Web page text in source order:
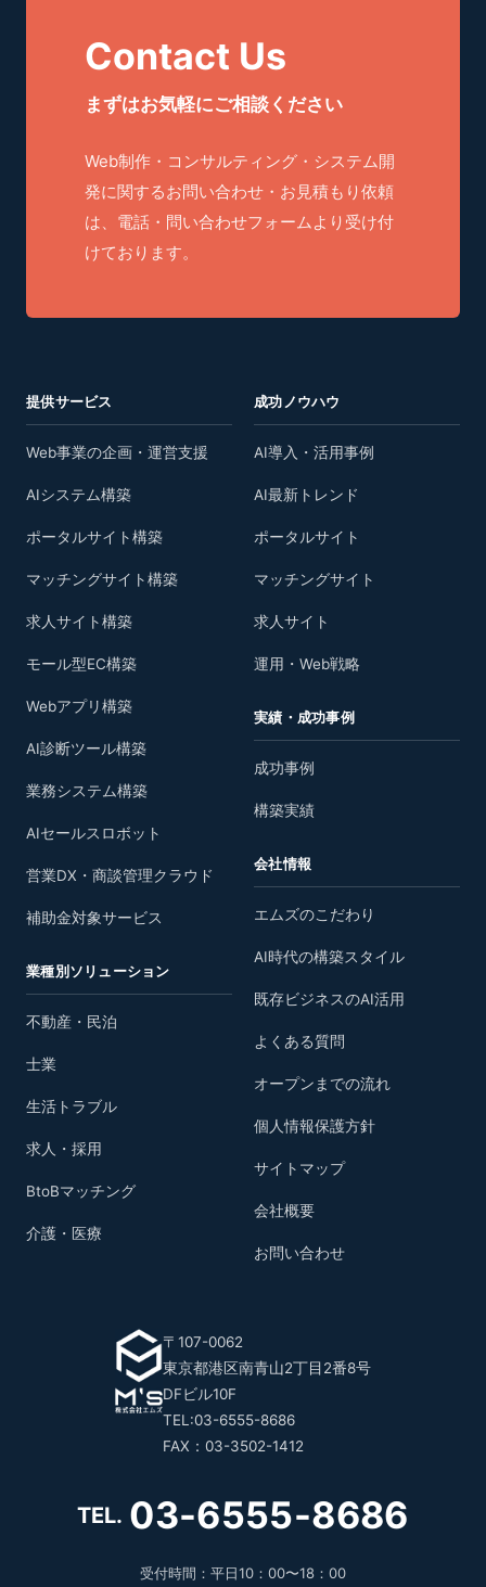
Contact Us
まずはお気軽にご相談ください
Web制作・コンサルティング・システム開
発に関するお問い合わせ・お見積もり依頼
は、電話・問い合わせフォームより受け付
けております。
提供サービス
Web事業の企画・運営支援
AIシステム構築
ポータルサイト構築
マッチングサイト構築
求人サイト構築
モール型EC構築
Webアプリ構築
AI診断ツール構築
業務システム構築
AIセールスロボット
営業DX・商談管理クラウド
補助金対象サービス
業種別ソリューション
不動産・民泊
士業
生活トラブル
求人・採用
BtoBマッチング
介護・医療
成功ノウハウ
AI導入・活用事例
AI最新トレンド
ポータルサイト
マッチングサイト
求人サイト
運用・Web戦略
実績・成功事例
成功事例
構築実績
会社情報
エムズのこだわり
AI時代の構築スタイル
既存ビジネスのAI活用
よくある質問
オープンまでの流れ
個人情報保護方針
サイトマップ
会社概要
お問い合わせ
〒107-0062
東京都港区南青山2丁目2番8号
DFビル10F
TEL:03-6555-8686
FAX：03-3502-1412
TEL. 03-6555-8686
受付時間：平日10：00〜18：00